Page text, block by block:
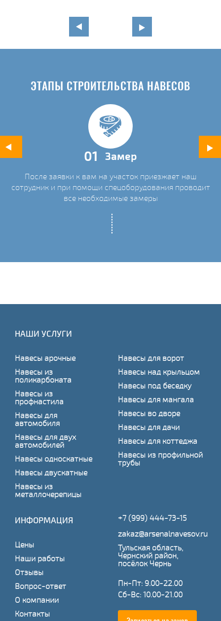
ЭТАПЫ СТРОИТЕЛЬСТВА НАВЕСОВ
01 Замер
После заявки к вам на участок приезжает наш
сотрудник и при помощи спецоборудования проводит
все необходимые замеры
НАШИ УСЛУГИ
Навесы арочные
Навесы из
поликарбоната
Навесы из
профнастила
Навесы для
автомобиля
Навесы для двух
автомобилей
Навесы односкатные
Навесы двускатные
Навесы из
металлочерепицы
Навесы для ворот
Навесы над крыльцом
Навесы под беседку
Навесы для мангала
Навесы во дворе
Навесы для дачи
Навесы для коттеджа
Навесы из профильной
трубы
ИНФОРМАЦИЯ
Цены
Наши работы
Отзывы
Вопрос-ответ
О компании
Контакты
+7 (999) 444-73-15
zakaz@arsenalnavesov.ru
Тульская область,
Чернский район,
посёлок Чернь
Пн-Пт: 9.00-22.00
Сб-Вс: 10.00-21.00